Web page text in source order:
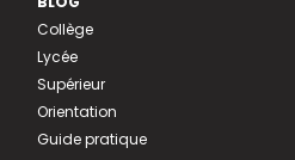
Collège
Lycée
Supérieur
Orientation
Guide pratique